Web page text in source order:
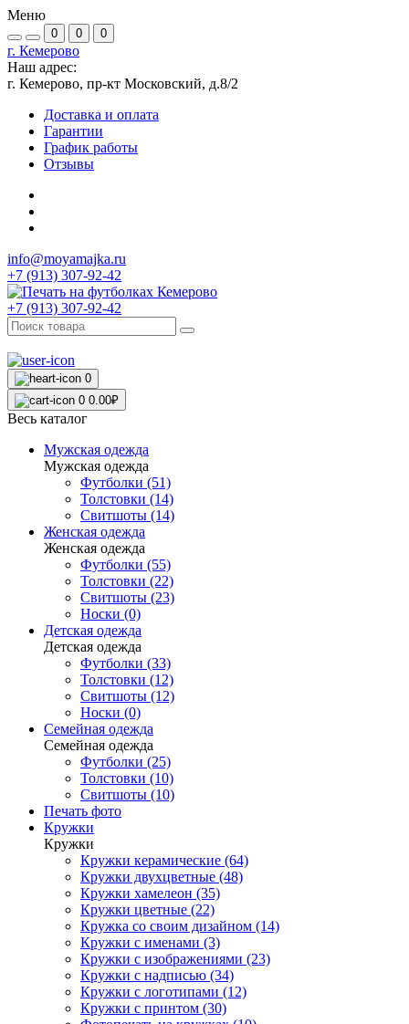
Меню
0 0 0
г. Кемерово
Наш адрес:
г. Кемерово, пр-кт Московский, д.8/2
Доставка и оплата
Гарантии
График работы
Отзывы
info@moyamajka.ru
+7 (913) 307-92-42
+7 (913) 307-92-42
0
0 0.00₽
Весь каталог
Мужская одежда
Мужская одежда
Футболки (51)
Толстовки (14)
Свитшоты (14)
Женская одежда
Женская одежда
Футболки (55)
Толстовки (22)
Свитшоты (23)
Носки (0)
Детская одежда
Детская одежда
Футболки (33)
Толстовки (12)
Свитшоты (12)
Носки (0)
Семейная одежда
Семейная одежда
Футболки (25)
Толстовки (10)
Свитшоты (10)
Печать фото
Кружки
Кружки
Кружки керамические (64)
Кружки двухцветные (48)
Кружки хамелеон (35)
Кружки цветные (22)
Кружка со своим дизайном (14)
Кружки с именами (3)
Кружки с изображениями (23)
Кружки с надписью (34)
Кружки с логотипами (12)
Кружки с принтом (30)